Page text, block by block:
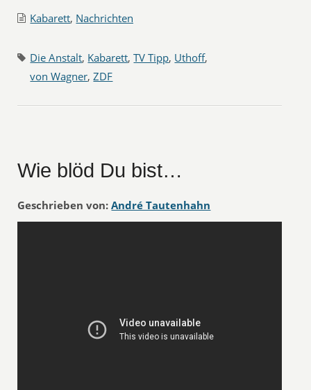
Kabarett, Nachrichten
Die Anstalt, Kabarett,TV Tipp, Uthoff,
von Wagner,ZDF
Wie blöd Du bist…
Geschrieben von: André Tautenhahn